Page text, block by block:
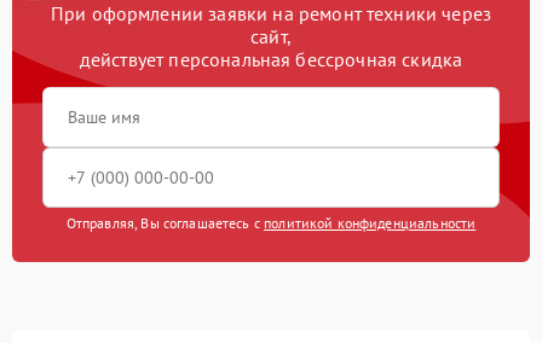
При оформлении заявки на ремонт техники через
сайт,
действует персональная бессрочная скидка
Отправляя, Вы соглашаетесь с политикой конфиденциальности